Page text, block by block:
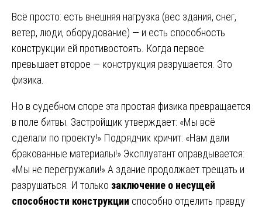
Всё просто: есть внешняя нагрузка (вес здания, снег,
ветер, люди, оборудование) — и есть способность
конструкции ей противостоять. Когда первое
превышает второе — конструкция разрушается. Это
физика.
Но в судебном споре эта простая физика превращается
в поле битвы. Застройщик утверждает: «Мы всё
сделали по проекту!» Подрядчик кричит: «Нам дали
бракованные материалы!» Эксплуатант оправдывается:
«Мы не перегружали!» А здание продолжает трещать и
разрушаться. И только заключение о несущей
способности конструкции способно отделить правду